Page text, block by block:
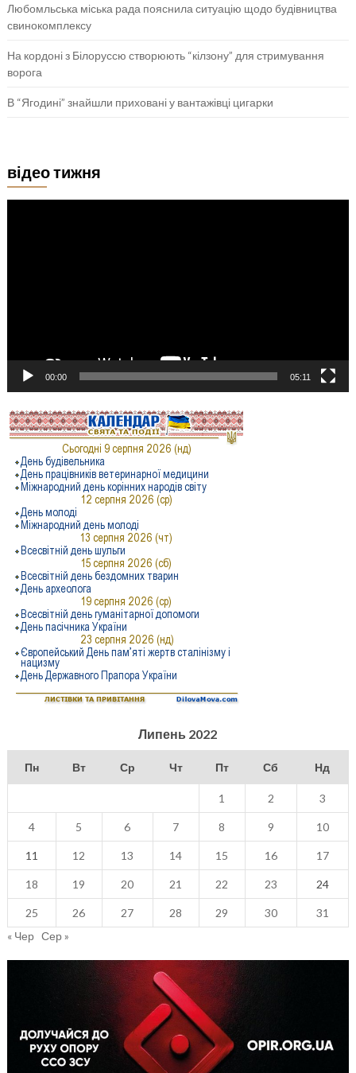
Любомльська міська рада пояснила ситуацію щодо будівництва
свинокомплексу
На кордоні з Білоруссю створюють “кілзону” для стримування
ворога
В “Ягодині” знайшли приховані у вантажівці цигарки
відео тижня
00:00 05:11
Липень 2022
Пн Вт Ср Чт Пт Сб Нд
1 2 3
4 5 6 7 8 9 10
11 12 13 14 15 16 17
18 19 20 21 22 23 24
25 26 27 28 29 30
31
« Чер Сер »